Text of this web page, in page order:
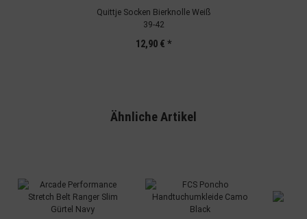
Quittje Socken Bierknolle Weiß
39-42
12,90 € *
Ähnliche Artikel